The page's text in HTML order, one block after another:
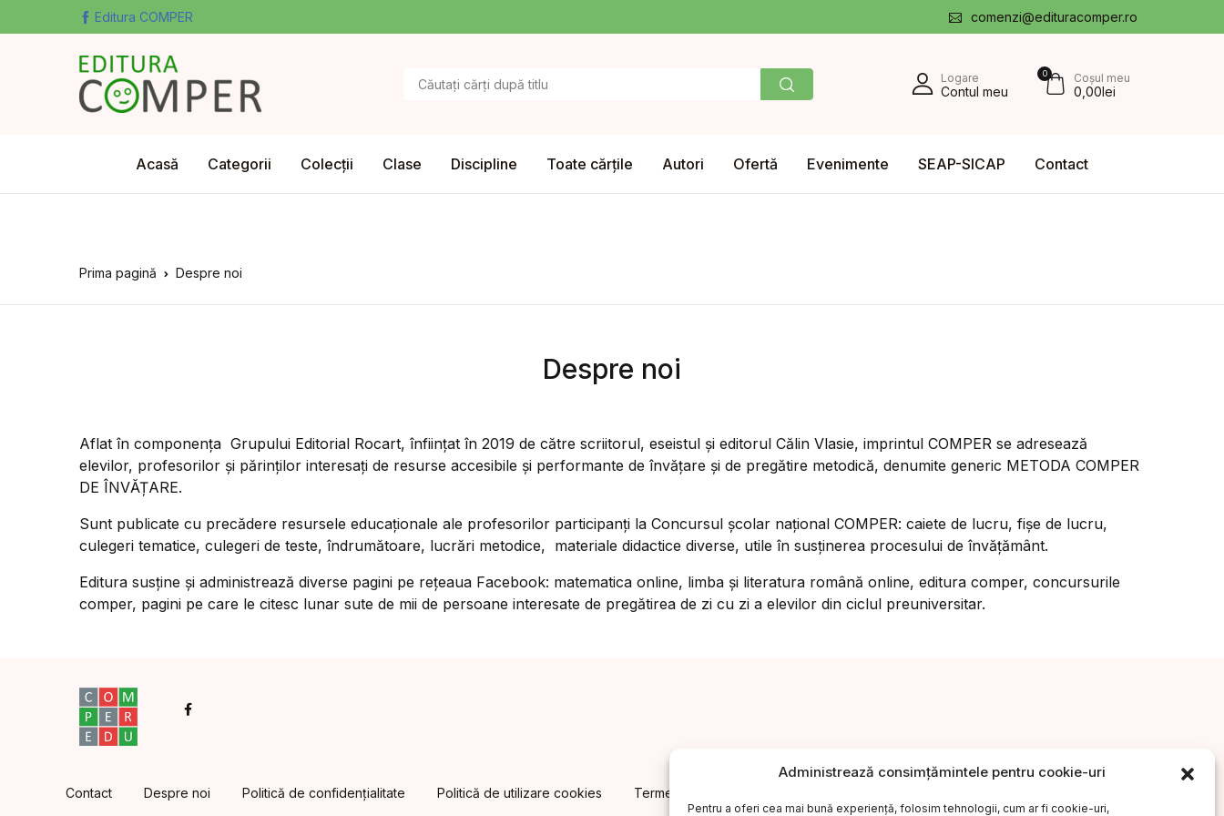
Administrează consimțămintele pentru cookie-uri
Pentru a oferi cea mai bună experiență, folosim tehnologii, cum ar fi cookie-uri,
Editura COMPER comenzi@edituracomper.ro
Logare
Contul meu
0 Coșul meu
0,00lei
Acasă Categorii Colecții Clase Discipline Toate cărțile Autori Ofertă Evenimente SEAP-SICAP Contact
Prima pagină Despre noi
Despre noi
Aflat în componența Grupului Editorial Rocart, înființat în 2019 de către scriitorul, eseistul și editorul Călin Vlasie, imprintul COMPER se adresează
elevilor, profesorilor și părinților interesați de resurse accesibile și performante de învățare și de pregătire metodică, denumite generic METODA COMPER
DE ÎNVĂȚARE.
Sunt publicate cu precădere resursele educaționale ale profesorilor participanți la Concursul școlar național COMPER: caiete de lucru, fișe de lucru,
culegeri tematice, culegeri de teste, îndrumătoare, lucrări metodice, materiale didactice diverse, utile în susținerea procesului de învățământ.
Editura susține și administrează diverse pagini pe rețeaua Facebook: matematica online, limba și literatura română online, editura comper, concursurile
comper, pagini pe care le citesc lunar sute de mii de persoane interesate de pregătirea de zi cu zi a elevilor din ciclul preuniversitar.
Facebook
Contact Despre noi Politică de confidențialitate Politică de utilizare cookies Termeni și condiții. Cum cumpăr?